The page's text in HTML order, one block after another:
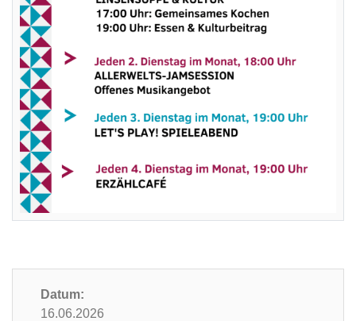
Datum:
16.06.2026